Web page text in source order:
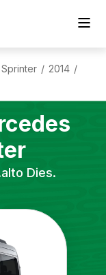
Sprinter / 2014 /
Dies.